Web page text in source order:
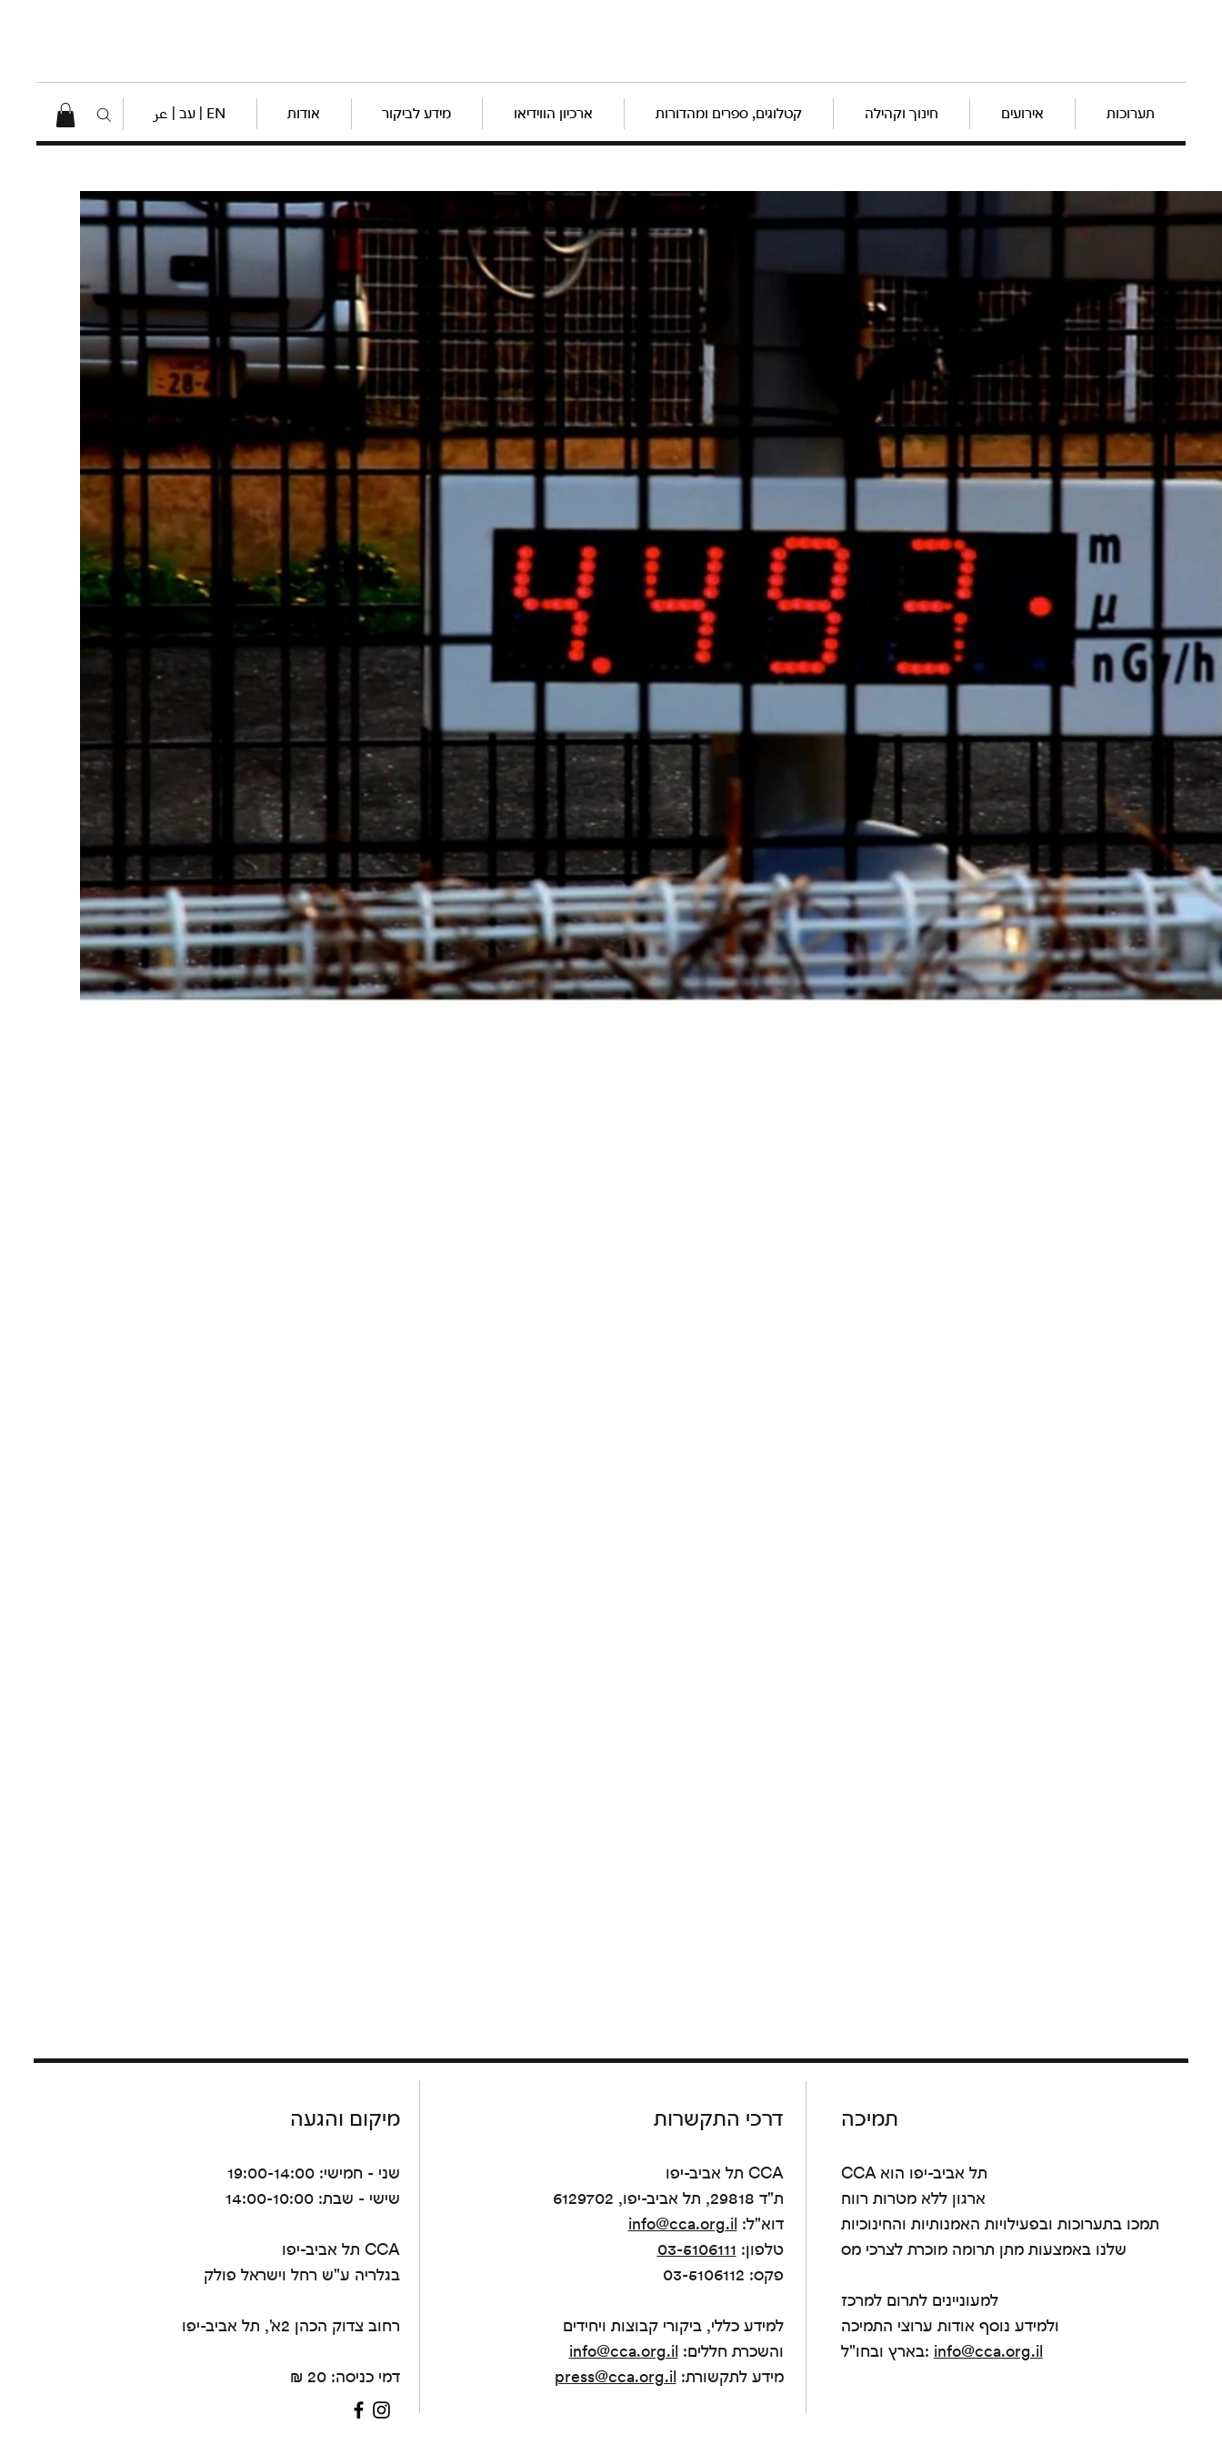
תערוכות אירועים חינוך וקהילה קטלוגים, ספרים ומהדורות ארכיון הווידיאו מידע לביקור אודות EN | עב | عر
מיקום והגעה
שני - חמישי: 19:00-14:00
שישי - שבת: 14:00-10:00
CCA תל אביב-יפו
בגלריה ע"ש רחל וישראל פולק
רחוב צדוק הכהן 2א', תל אביב-יפו
דמי כניסה: 20 ₪
דרכי התקשרות
CCA תל אביב-יפו
ת"ד 29818, תל אביב-יפו, 6129702
דוא"ל: info@cca.org.il
טלפון: 03-5106111
פקס: 03-5106112
למידע כללי, ביקורי קבוצות ויחידים
והשכרת חללים: info@cca.org.il
מידע לתקשורת: press@cca.org.il
תמיכה
CCA תל אביב-יפו הוא
ארגון ללא מטרות רווח
תמכו בתערוכות ובפעילויות האמנותיות והחינוכיות
שלנו באמצעות מתן תרומה מוכרת לצרכי מס
למעוניינים לתרום למרכז
ולמידע נוסף אודות ערוצי התמיכה
בארץ ובחו"ל: info@cca.org.il